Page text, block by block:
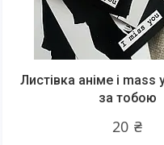
Листівка аніме i mass
за тобою
20 ₴